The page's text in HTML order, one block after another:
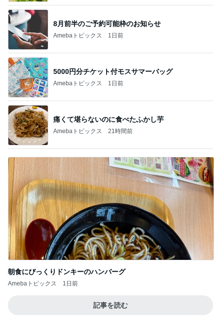
8月前半のご予約可能枠のお知らせ
Amebaトピックス 1日前
5000円分チケット付モスサマーバッグ
Amebaトピックス 1日前
痛くて堪らないのに食べたふかし芋
Amebaトピックス 21時間前
朝食にびっくりドンキーのハンバーグ
Amebaトピックス 1日前
記事を読む